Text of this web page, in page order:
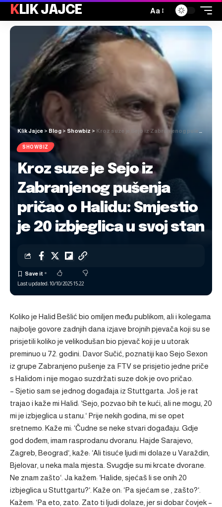
KLIK JAJCE Aa
Klik Jajce >Blog > Showbiz > Kroz suze je Sejo iz Zabranjenog pušenja pričao o Halidu: Smjestio je 20 izbjeglica u svoj stan
SHOWBIZ
Kroz suze je Sejo iz
Zabranjenog pušenja
pričao o Halidu: Smjestio
je 20 izbjeglica u svoj stan
Last updated: 10/10/2025 15:22
Koliko je Halid Bešlić bio omiljen među publikom, ali i kolegama
najbolje govore zadnjih dana izjave brojnih pjevača koji su se
prisjetili koliko je velikodušan bio pjevač koji je u utorak
preminuo u 72. godini. Davor Sučić, poznatiji kao Sejo Sexon
iz grupe Zabranjeno pušenje za FTV se prisjetio jedne priče
s Halidom i nije mogao suzdržati suze dok je ovo pričao.
– Sjetio sam se jednog događaja iz Stuttgarta. Još je rat
trajao i kaže mi Halid: ‘Sejo, pozvao bih te kući, ali ne mogu, 20
mi je izbjeglica u stanu.‘ Prije nekih godina, mi se opet
sretnemo. Kaže mi: ‘Čudne se neke stvari događaju. Gdje
god dođem, imam rasprodanu dvoranu. Hajde Sarajevo,
Zagreb, Beograd‘, kaže: ‘Ali tisuće ljudi mi dolaze u Varaždin,
Bjelovar, u neka mala mjesta. Svugdje su mi krcate dvorane.
Ne znam zašto‘. Ja kažem: ‘Halide, sjećaš li se onih 20
izbjeglica u Stuttgartu?‘. Kaže on: ‘Pa sjećam se , zašto?‘.
Kažem: ‘Pa eto, zato. Zato ti ljudi dolaze, jer si dobar čovjek –